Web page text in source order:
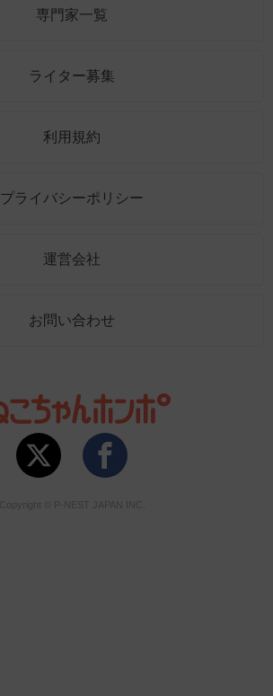
専門家一覧
ライター募集
利用規約
プライバシーポリシー
運営会社
お問い合わせ
Copyright © P-NEST JAPAN INC.